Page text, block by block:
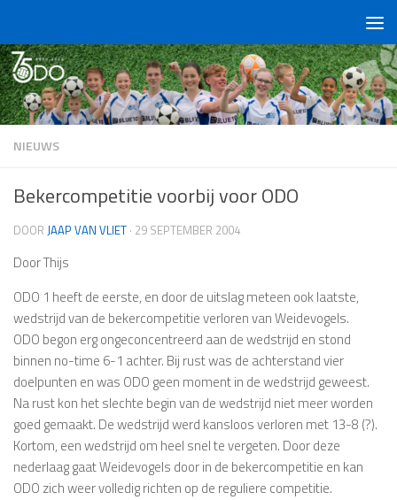
NIEUWS
Bekercompetitie voorbij voor ODO
DOOR JAAP VAN VLIET · 29 SEPTEMBER 2004
Door Thijs
ODO 1 heeft de eerste, en door de uitslag meteen ook laatste,
wedstrijd van de bekercompetitie verloren van Weidevogels.
ODO begon erg ongeconcentreerd aan de wedstrijd en stond
binnen no-time 6-1 achter. Bij rust was de achterstand vier
doelpunten en was ODO geen moment in de wedstrijd geweest.
Na rust kon het slechte begin van de wedstrijd niet meer worden
goed gemaakt. De wedstrijd werd kansloos verloren met 13-8 (?).
Kortom, een wedstrijd om heel snel te vergeten. Door deze
nederlaag gaat Weidevogels door in de bekercompetitie en kan
ODO zich weer volledig richten op de reguliere competitie.